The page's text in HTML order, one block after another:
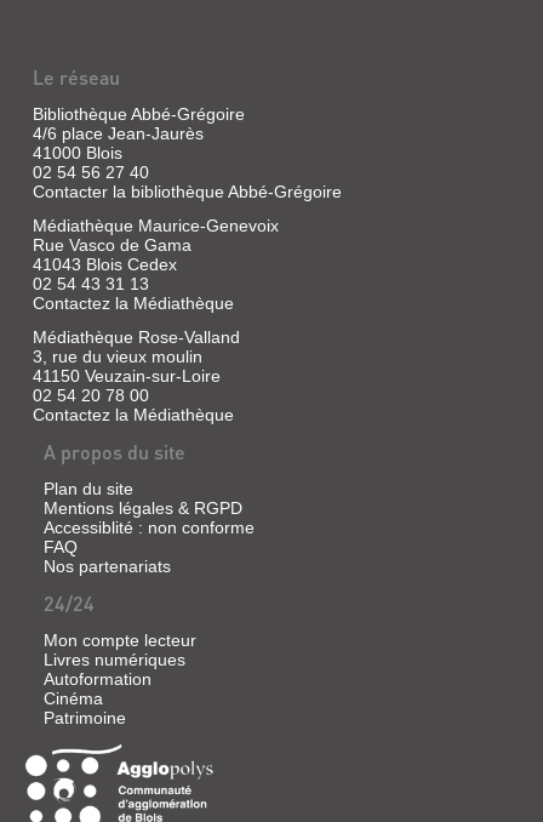
DE
CINÉMA
Revue
Ciment,
[s.n.]
LE
CRIME
À
L'ÉCRAN
UNE
HISTOIRE
DE
L'AMÉRIQUE
Livre
Ciment,
Michel
Gallimard,
1992
(Découvertes
Gallimard)
Le réseau
Bibliothèque Abbé-Grégoire
4/6 place Jean-Jaurès
41000 Blois
02 54 56 27 40
Contacter la bibliothèque Abbé-Grégoire
Médiathèque Maurice-Genevoix
Rue Vasco de Gama
41043 Blois Cedex
02 54 43 31 13
Contactez la Médiathèque
Médiathèque Rose-Valland
3, rue du vieux moulin
41150 Veuzain-sur-Loire
02 54 20 78 00
Contactez la Médiathèque
A propos du site
Plan du site
Mentions légales & RGPD
Accessiblité : non conforme
FAQ
Nos partenariats
24/24
Mon compte lecteur
Livres numériques
Autoformation
Cinéma
Patrimoine